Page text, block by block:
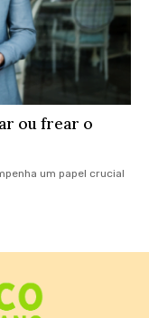
ou frear o
um papel crucial